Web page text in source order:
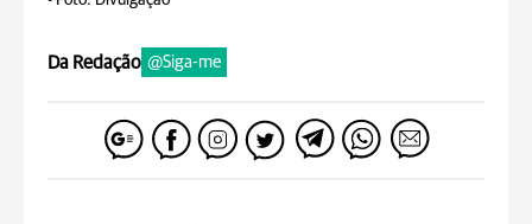
Da Redação @Siga-me